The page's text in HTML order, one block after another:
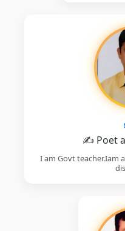
✍️ Poet
I am Govt teacher.Iam